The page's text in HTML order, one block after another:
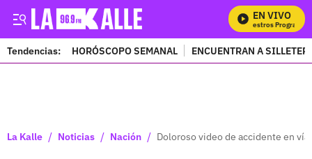
EN VIVO
Mira Todos Nuestros Programas
Tendencias: HORÓSCOPO SEMANAL ENCUENTRAN A
La Kalle / Noticias / Nación / Doloroso video de accidente en